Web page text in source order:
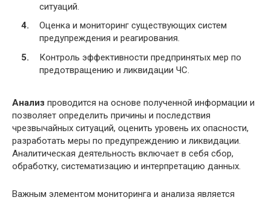
ситуаций.
Оценка и мониторинг существующих систем
предупреждения и реагирования.
Контроль эффективности предпринятых мер по
предотвращению и ликвидации ЧС.
Анализ проводится на основе полученной информации и
позволяет определить причины и последствия
чрезвычайных ситуаций, оценить уровень их опасности,
разработать меры по предупреждению и ликвидации.
Аналитическая деятельность включает в себя сбор,
обработку, систематизацию и интерпретацию данных.
Важным элементом мониторинга и анализа является